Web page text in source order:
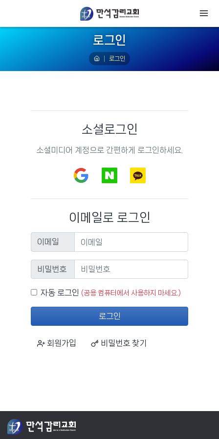
로그인
로그인
소셜로그인
소셜미디어 계정으로 간편하게 로그인하세요.
이메일로 로그인
이메일
이메일
비밀번호
비밀번호
자동 로그인
자동 로그인 (공용 컴퓨터에서 사용하지 마세요.)
로그인
회원가입 비밀번호 찾기